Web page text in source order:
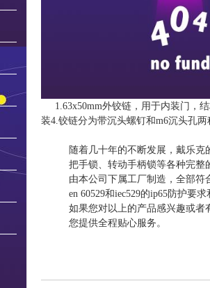
1.63x50mm外铰链，用于内装门，
装4.铰链分为带沉头螺钉和m6沉头孔
随着几十年的不断发展，戴乐
把手锁、转动手柄锁等各种完整
由本公司下属工厂制造，全部符
en 60529和iec529的ip65防护要
如果您对以上的产品感兴趣或者
您提供全程贴心服务。